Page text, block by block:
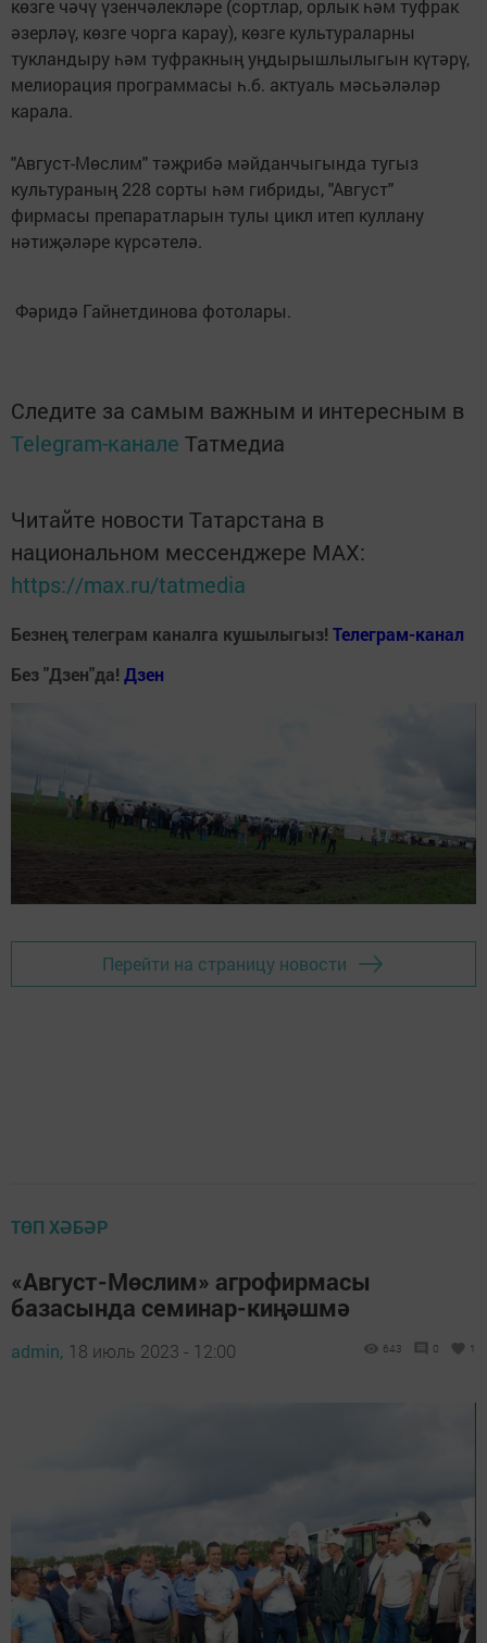
көзге чәчү үзенчәлекләре (сортлар, орлык һәм туфрак
әзерләү, көзге чорга карау), көзге культураларны
тукландыру һәм туфракның уңдырышлылыгын күтәрү,
мелиорация программасы һ.б. актуаль мәсьәләләр
карала.
"Август-Мөслим" тәҗрибә мәйданчыгында тугыз
культураның 228 сорты һәм гибриды, "Август"
фирмасы препаратларын тулы цикл итеп куллану
нәтиҗәләре күрсәтелә.
Фәридә Гайнетдинова фотолары.
Следите за самым важным и интересным в
Telegram-канале Татмедиа
Читайте новости Татарстана в
национальном мессенджере MАХ:
https://max.ru/tatmedia
Безнең телеграм каналга кушылыгыз! Телеграм-канал
Без "Дзен"да! Дзен
Перейти на страницу новости
ТӨП ХӘБӘР
«Август-Мөслим» агрофирмасы
базасында семинар-киңәшмә
admin, 18 июль 2023 - 12:00 643 0 1